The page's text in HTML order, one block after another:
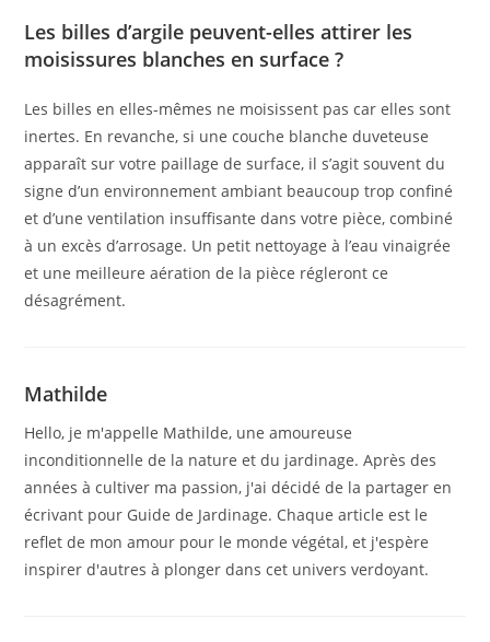
Les billes d’argile peuvent-elles attirer les
moisissures blanches en surface ?
Les billes en elles-mêmes ne moisissent pas car elles sont
inertes. En revanche, si une couche blanche duveteuse
apparaît sur votre paillage de surface, il s’agit souvent du
signe d’un environnement ambiant beaucoup trop confiné
et d’une ventilation insuffisante dans votre pièce, combiné
à un excès d’arrosage. Un petit nettoyage à l’eau vinaigrée
et une meilleure aération de la pièce régleront ce
désagrément.
Mathilde
Hello, je m'appelle Mathilde, une amoureuse
inconditionnelle de la nature et du jardinage. Après des
années à cultiver ma passion, j'ai décidé de la partager en
écrivant pour Guide de Jardinage. Chaque article est le
reflet de mon amour pour le monde végétal, et j'espère
inspirer d'autres à plonger dans cet univers verdoyant.